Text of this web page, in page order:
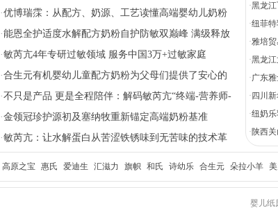
·黑龙江
·纽菲特
·雅培贸
·黑龙
·广东
奶粉）
· 四川
·纽奶乐
·陕西
长每一步
·优博瑞霂：从配方、奶源、工艺读懂高端婴幼儿奶粉
配方价值
·能恩全护适度水解配方奶粉自护防敏双巅峰 满级释放
全护力
·敏芮亢4年专研过敏领域 服务中国3万+过敏家庭
·合生元有机婴幼儿童配方奶粉为父母们提供了安心的
选择
·不只是产品 更是全程陪伴：解码敏芮亢“终端-营养师-
消费者”三位一体服务模式
·金领冠珍护源初及塞纳牧重新锚定高端奶粉基准
·敏芮亢：让水解蛋白从苦涩铁锈味到无苦味的技术革
高原之宝 惠氏 爱迪生 汇滋力 旗帜 和氏 诗幼乐 合生元 朵拉小羊
婴儿纸